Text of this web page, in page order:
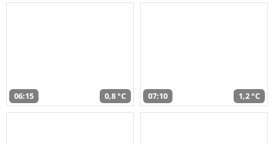
06:15 0,8 °C 07:10 1,2 °C